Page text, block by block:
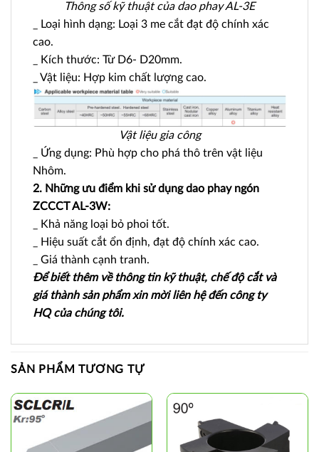
Thông số kỹ thuật của dao phay AL-3E
_ Loại hình dạng: Loại 3 me cắt đạt độ chính xác
cao.
_ Kích thước: Từ D6- D20mm.
_ Vật liệu: Hợp kim chất lượng cao.
Vật liệu gia công
_ Ứng dụng: Phù hợp cho phá thô trên vật liệu
Nhôm.
2. Những ưu điểm khi sử dụng dao phay ngón
ZCCCT AL-3W:
_ Khả năng loại bỏ phoi tốt.
_ Hiệu suất cắt ổn định, đạt độ chính xác cao.
_ Giá thành cạnh tranh.
Để biết thêm về thông tin kỹ thuật, chế độ cắt và
giá thành sản phẩm xin mời liên hệ đến công ty
HQ của chúng tôi.
SẢN PHẨM TƯƠNG TỰ